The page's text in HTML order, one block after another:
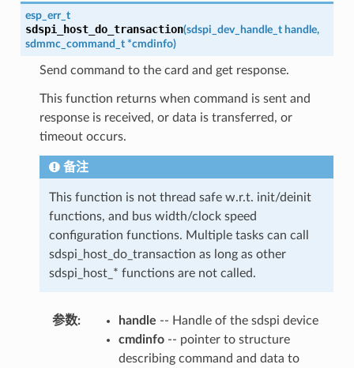
esp_err_t
sdspi_host_do_transaction(sdspi_dev_handle_t handle,
sdmmc_command_t *cmdinfo)
Send command to the card and get response.
This function returns when command is sent and
response is received, or data is transferred, or
timeout occurs.
备注
This function is not thread safe w.r.t. init/deinit
functions, and bus width/clock speed
configuration functions. Multiple tasks can call
sdspi_host_do_transaction as long as other
sdspi_host_* functions are not called.
参数: handle -- Handle of the sdspi device
cmdinfo-- pointer to structure
describing command and data to